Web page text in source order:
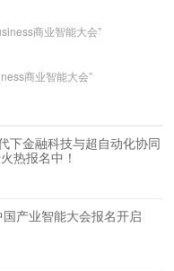
商业智能大会”
商业智能大会”
下金融科技与超自动化协同
热报名中！
产业智能大会报名开启